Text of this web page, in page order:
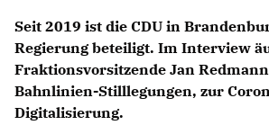
Seit 2019 ist die CDU in
Regierung beteiligt. Im Interview
Fraktionsvorsitzende Jan Redmann
Bahnlinien-Stilllegungen, zur
Digitalisierung.